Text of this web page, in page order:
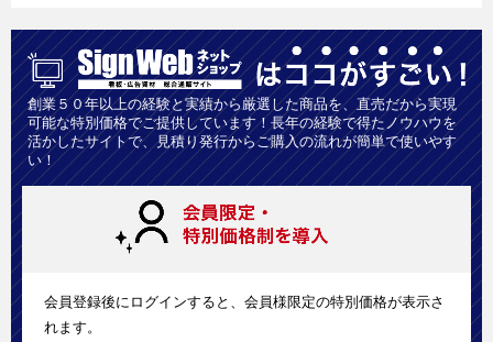
創業５０年以上の経験と実績から厳選した商品を、直売だから実現
可能な特別価格でご提供しています！長年の経験で得たノウハウを
活かしたサイトで、見積り発行からご購入の流れが簡単で使いやす
い！
会員登録後にログインすると、会員様限定の特別価格が表示さ
れます。